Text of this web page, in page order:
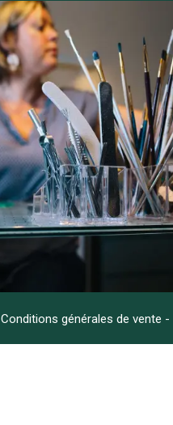
Conditions générales de vente -